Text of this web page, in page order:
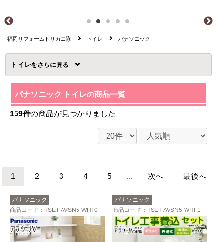
福岡リフォームトリカエ隊 トイレ パナソニック
トイレを
パナソニック トイレの商品一覧
159件の商品が見つかりました
1 2 3 4 5 ... 次へ 最後へ
パナソニック
商品コード ：TSET-AVSN5-WHI-0
パナソニック
商品コード ：TSET-AVSN5-WHI-1